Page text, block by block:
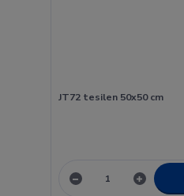
JT72 tesilen 50x50 cm